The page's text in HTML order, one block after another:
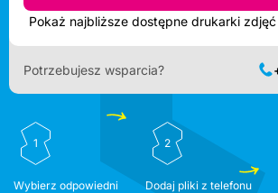
Pokaż najbliższe
Potrzebujesz wsparcia?
1
Wybierz odpowiedni
2
Dodaj pliki z telefonu